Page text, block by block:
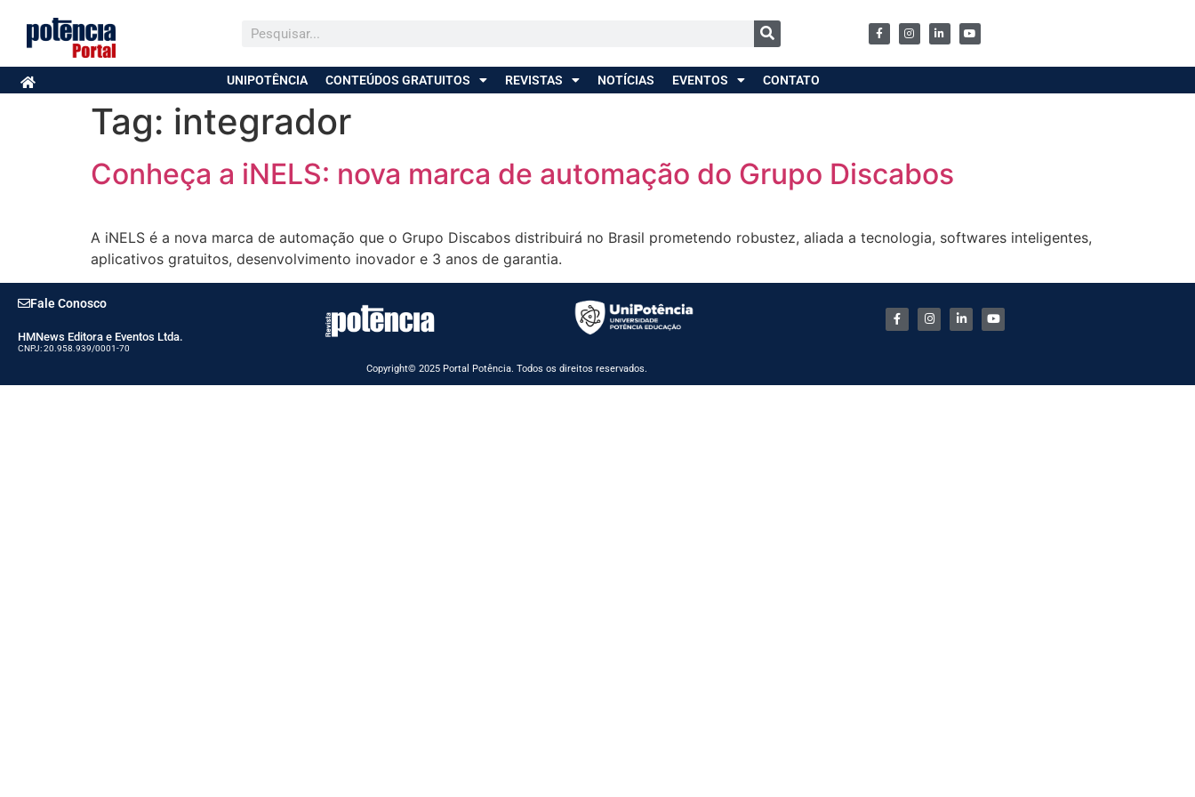
UNIPOTÊNCIA CONTEÚDOS GRATUITOS REVISTAS NOTÍCIAS EVENTOS CONTATO
Tag: integrador
Conheça a iNELS: nova marca de automação do Grupo Discabos
A iNELS é a nova marca de automação que o Grupo Discabos distribuirá no Brasil prometendo robustez, aliada a tecnologia, softwares inteligentes,
aplicativos gratuitos, desenvolvimento inovador e 3 anos de garantia.
Fale Conosco
HMNews Editora e Eventos Ltda.
CNPJ: 20.958.939/0001-70
Copyright© 2025 Portal Potência. Todos os direitos reservados.